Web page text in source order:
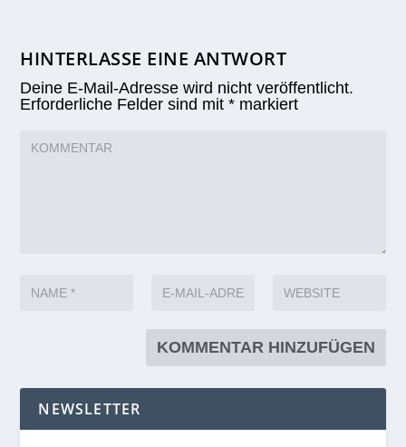
HINTERLASSE EINE ANTWORT
Deine E-Mail-Adresse wird nicht veröffentlicht.
Erforderliche Felder sind mit* markiert
NEWSLETTER